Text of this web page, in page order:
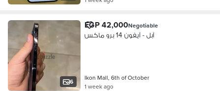
6
EGP 42,000Negotiable
آبل - آيفون 14 برو ماكس
Ikon Mall, 6th of October
1 week ago